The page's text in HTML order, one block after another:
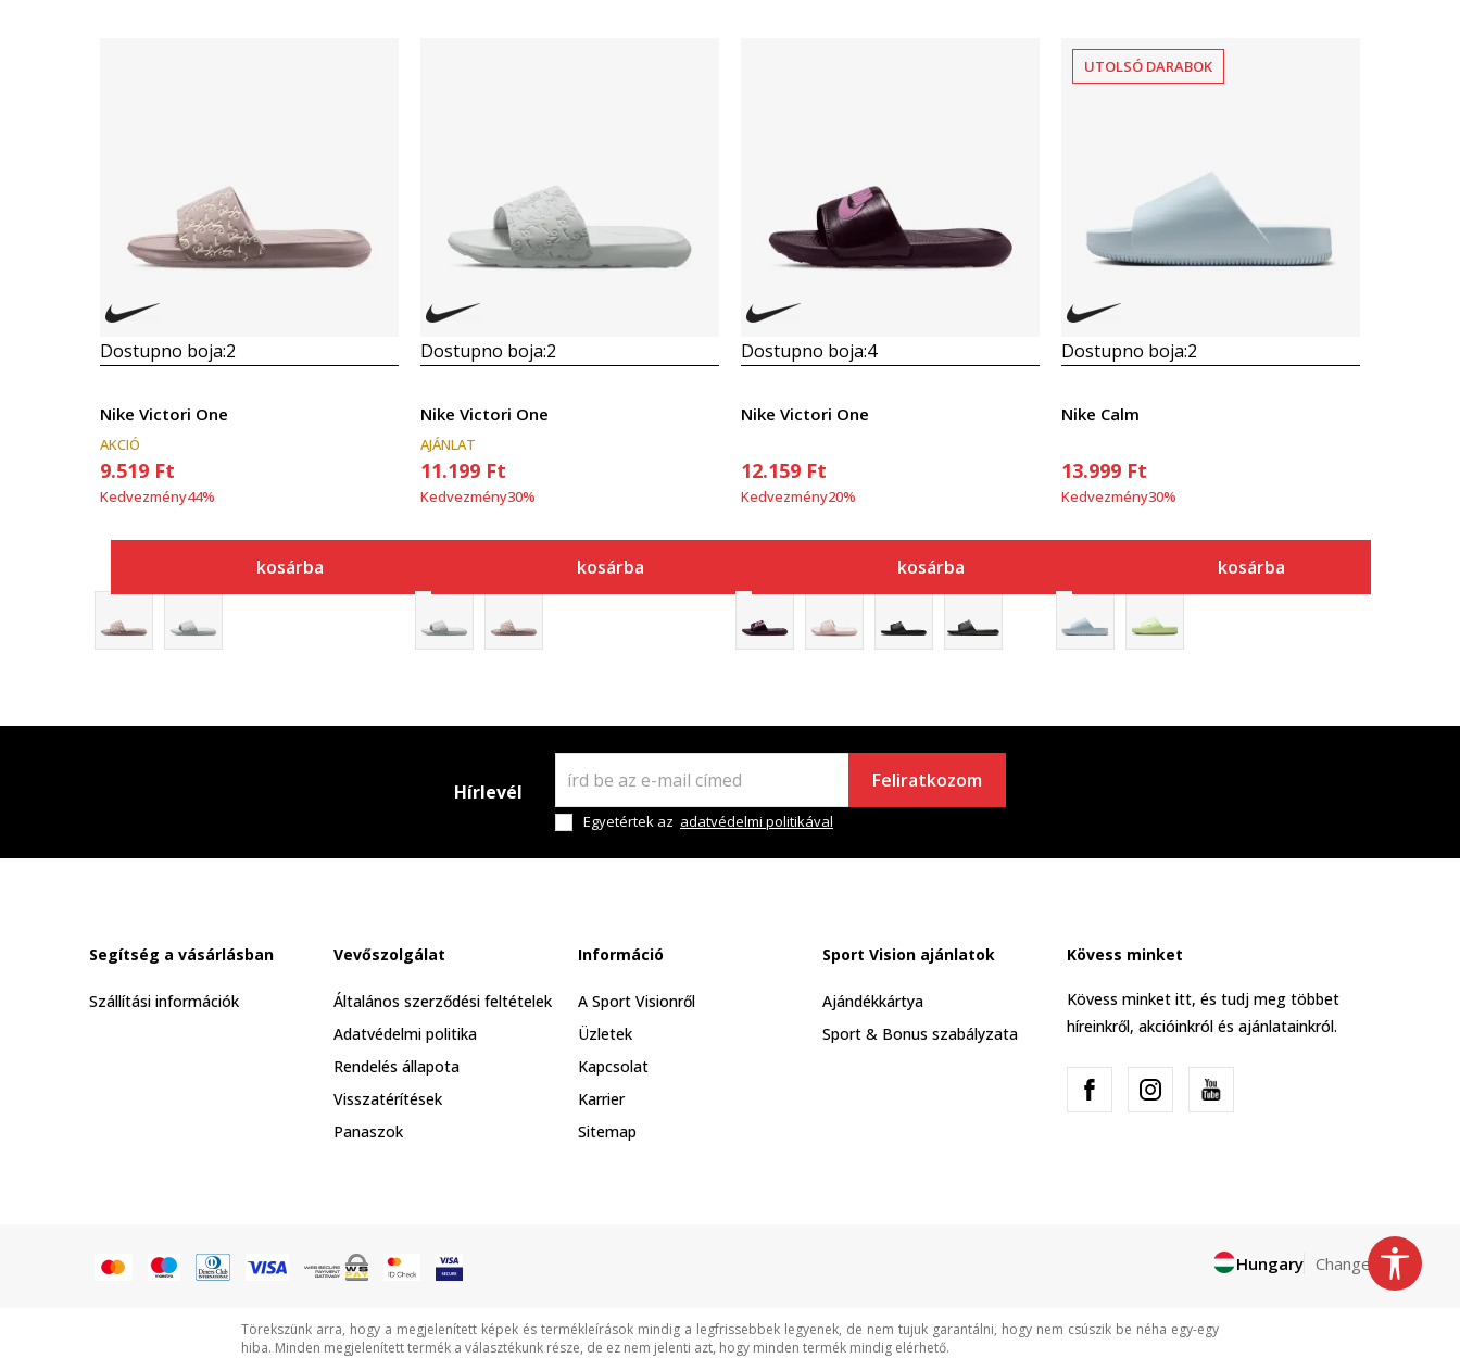
Dostupno boja:2
Nike Victori One
AKCIÓ
9.519 Ft
Kedvezmény44%
kosárba
Dostupno boja:2
Nike Victori One
AJÁNLAT
11.199 Ft
Kedvezmény30%
kosárba
Dostupno boja:4
Nike Victori One
12.159 Ft
Kedvezmény20%
kosárba
UTOLSÓ DARABOK
Dostupno boja:2
Nike Calm
13.999 Ft
Kedvezmény30%
kosárba
Hírlevél Feliratkozom
Egyetértek az adatvédelmi politikával
Segítség a vásárlásban
Szállítási információk
Vevőszolgálat
Általános szerződési feltételek
Adatvédelmi politika
Rendelés állapota
Visszatérítések
Panaszok
Információ
A Sport Visionről
Üzletek
Kapcsolat
Karrier
Sitemap
Sport Vision ajánlatok
Ajándékkártya
Sport & Bonus szabályzata
Kövess minket
Kövess minket itt, és tudj meg többet
híreinkről, akcióinkról és ajánlatainkról.
Hungary Change
Törekszünk arra, hogy a megjelenített képek és termékleírások mindig a legfrissebbek legyenek, de nem tujuk garantálni, hogy nem csúszik be néha egy-egy
hiba. Minden megjelenített termék a választékunk része, de ez nem jelenti azt, hogy minden termék mindig elérhető.